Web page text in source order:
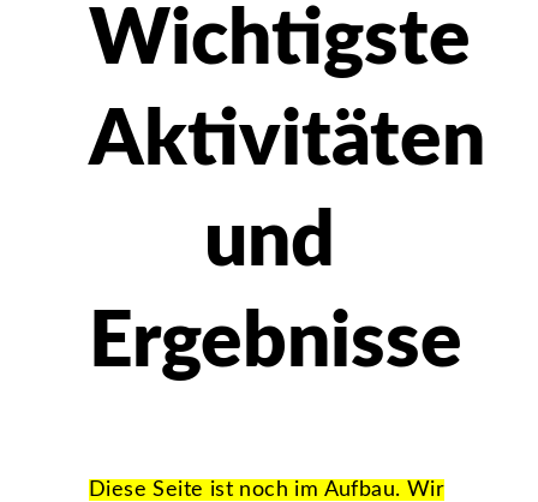
Wichtigste
Aktivitäten
und
Ergebnisse
Diese Seite ist noch im Aufbau. Wir